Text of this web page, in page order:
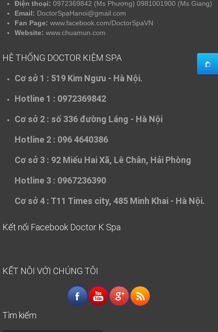
Điện thoại: 0972369842 (Ms Phương) 0981001900 (Ms Giang)
Email: DoctorSpaHanoi@gmail.com
Fan Page: www.facebook.com/DoctorSpaVN
Website: www.chuamun.com
HỆ THỐNG DOCTOR KIỆM SPA
Cơ sở 1 : 519 Kim Ngưu - Hà Nội.
Hotline 1 : 0972369842
Cơ sở 2 : số 336 đường Láng - Hà Nội
Hotline 2 : 096 4640386
Cơ sở 3 : 92 Miếu Hai Xã, Lê Chân, Hải Phòng
Hotline 3 : 0967236390
Cơ sở 4 : T11 Times city, 485 Minh Khai - Hà Nội.
Kết nối Facebook Doctor K Spa
KẾT NÔI VỚI CHÚNG TÔI
Tìm kiếm